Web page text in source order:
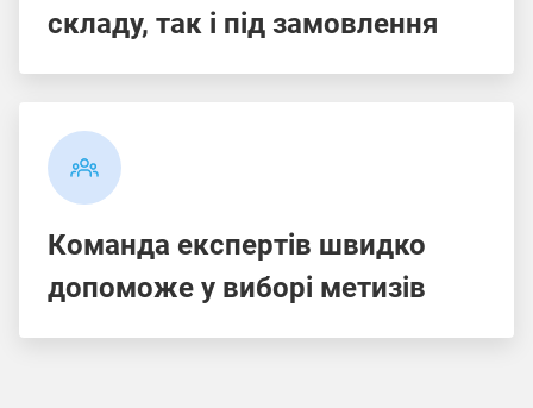
складу, так і під замовлення
Команда експертів швидко
допоможе у виборі метизів